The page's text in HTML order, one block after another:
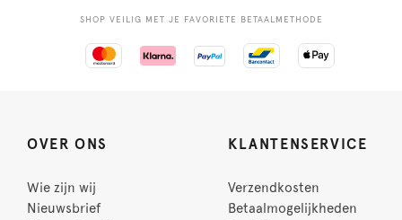
SHOP VEILIG MET JE FAVORIETE BETAALMETHODE
OVER ONS
Wie zijn wij
Nieuwsbrief
KLANTENSERVICE
Verzendkosten
Betaalmogelijkheden